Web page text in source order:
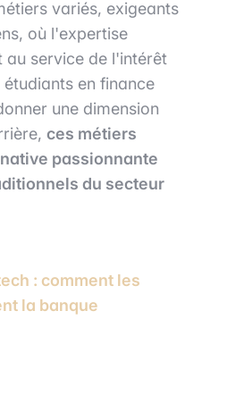
variés, exigeants
où l'expertise
au service de l'intérêt
en finance
une dimension
ces métiers
passionnante
du secteur
: comment les
la banque